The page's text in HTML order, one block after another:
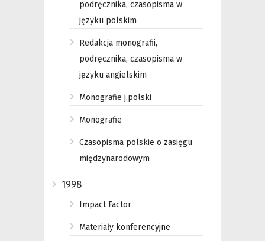
podręcznika, czasopisma w
języku polskim
Redakcja monografii,
podręcznika, czasopisma w
języku angielskim
Monografie j.polski
Monografie
Czasopisma polskie o zasięgu
międzynarodowym
1998
Impact Factor
Materiały konferencyjne